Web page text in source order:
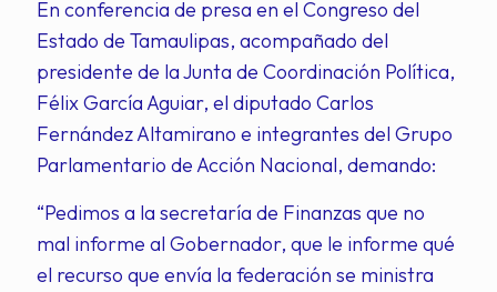
En conferencia de presa en el Congreso del
Estado de Tamaulipas, acompañado del
presidente de la Junta de Coordinación Política,
Félix García Aguiar, el diputado Carlos
Fernández Altamirano e integrantes del Grupo
Parlamentario de Acción Nacional, demando:
“Pedimos a la secretaría de Finanzas que no
mal informe al Gobernador, que le informe qué
el recurso que envía la federación se ministra